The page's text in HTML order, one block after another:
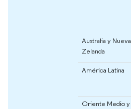
Australia y Nueva
Zelanda
América Latina
Oriente Medio y